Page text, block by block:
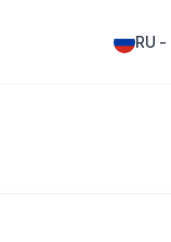
RU -